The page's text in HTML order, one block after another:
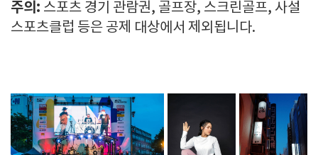
주의: 스포츠 경기 관람권, 골프장, 스크린골프, 사설
스포츠클럽 등은 공제 대상에서 제외됩니다.